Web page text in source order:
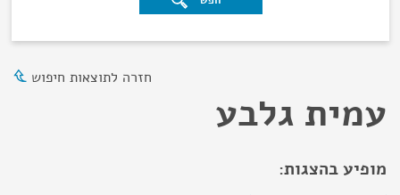
חזרה לתוצאות חיפוש
עמית גלבע
מופיע בהצגות: